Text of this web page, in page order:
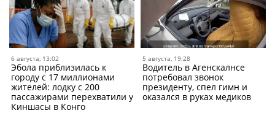
6 августа, 13:02
Эбола приблизилась к
городу с 17 миллионами
жителей: лодку с 200
пассажирами перехватили у
Киншасы в Конго
5 августа, 19:28
Водитель в Агенскалнсе
потребовал звонок
президенту, спел гимн и
оказался в руках медиков